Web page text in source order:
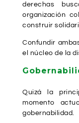
derechas
organización
construir
Confundir
el núcleo de la
Quizá la
momento
gobernabilidad.